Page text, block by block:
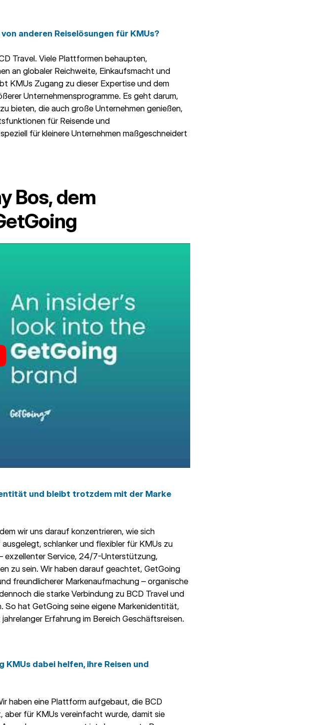
anderen Reiselösungen für KMUs?
Travel. Viele Plattformen behaupten,
an globaler Reichweite, Einkaufsmacht und
KMUs Zugang zu dieser Expertise und dem
Unternehmensprogramme. Es geht darum,
bieten, die auch große Unternehmen genießen,
für Reisende und
für kleinere Unternehmen maßgeschneidert
Bos, dem
und bleibt trotzdem mit der Marke
wir uns darauf konzentrieren, wie sich
schlanker und flexibler für KMUs zu
exzellenter Service, 24/7-Unterstützung,
zu sein. Wir haben darauf geachtet, GetGoing
freundlicherer Markenaufmachung – organische
die starke Verbindung zu BCD Travel und
So hat GetGoing seine eigene Markenidentität,
Erfahrung im Bereich Geschäftsreisen.
KMUs dabei helfen, ihre Reisen und
haben eine Plattform aufgebaut, die BCD
für KMUs vereinfacht wurde, damit sie